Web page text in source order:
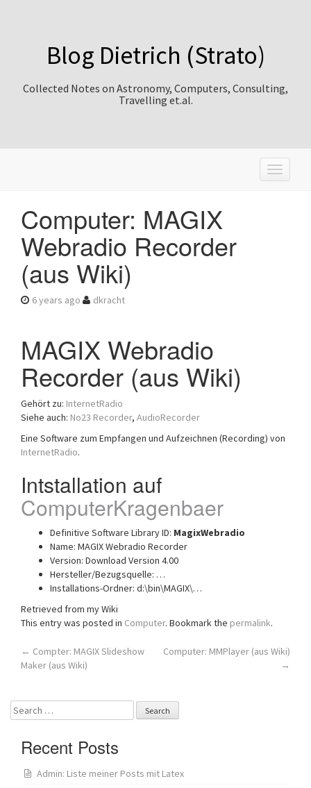
Blog Dietrich (Strato)
Collected Notes on Astronomy, Computers, Consulting,
Travelling et.al.
T
o
Computer: MAGIX
Webradio Recorder
(aus Wiki)
6 years ago dkracht
MAGIX Webradio
Recorder (aus Wiki)
Gehört zu: InternetRadio
Siehe auch: No23 Recorder, AudioRecorder
Eine Software zum Empfangen und Aufzeichnen (Recording) von
InternetRadio.
Intstallation auf
ComputerKragenbaer
Definitive Software Library ID: MagixWebradio
Name: MAGIX Webradio Recorder
Version: Download Version 4.00
Hersteller/Bezugsquelle: …
Installations-Ordner: d:\bin\MAGIX\…
Retrieved from my Wiki
This entry was posted in Computer. Bookmark the permalink.
Post
← Compter: MAGIX Slideshow
Maker (aus Wiki)
Computer: MMPlayer (aus Wiki)
→
Search
for:
Recent Posts
Admin: Liste meiner Posts mit Latex